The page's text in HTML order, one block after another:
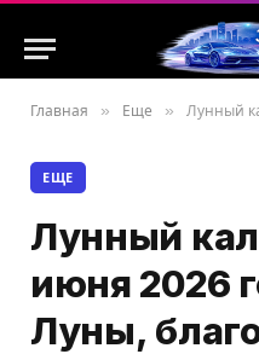
Главная » Еще » Лунный календарь
ЕЩЕ
Лунный
июня 2026
Луны,